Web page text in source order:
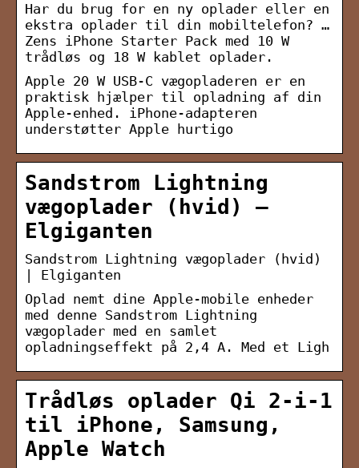
Har du brug for en ny oplader eller en
ekstra oplader til din mobiltelefon? …
Zens iPhone Starter Pack med 10 W
trådløs og 18 W kablet oplader.
Apple 20 W USB-C vægopladeren er en
praktisk hjælper til opladning af din
Apple-enhed. iPhone-adapteren
understøtter Apple hurtigo
Sandstrom Lightning
vægoplader (hvid) –
Elgiganten
Sandstrom Lightning vægoplader (hvid)
| Elgiganten
Oplad nemt dine Apple-mobile enheder
med denne Sandstrom Lightning
vægoplader med en samlet
opladningseffekt på 2,4 A. Med et Ligh
Trådløs oplader Qi 2-i-1
til iPhone, Samsung,
Apple Watch